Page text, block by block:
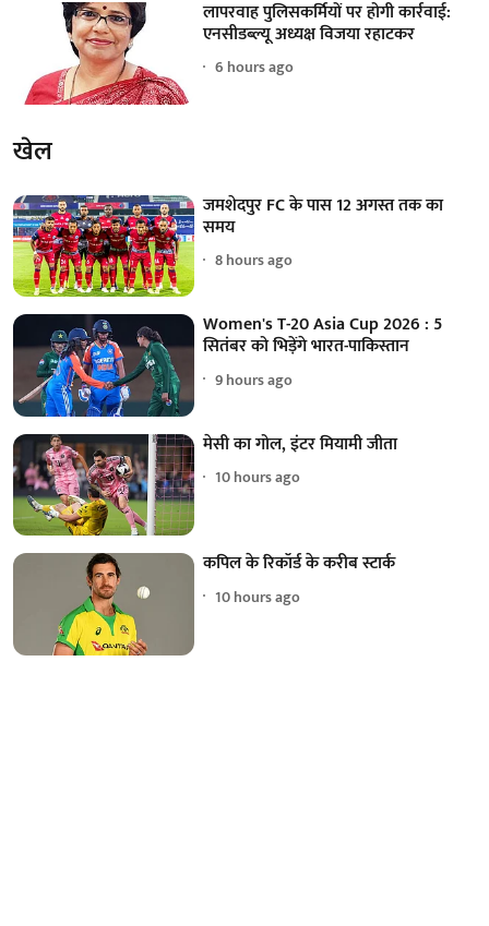
लापरवाह पुलिसकर्मियों पर होगी कार्रवाई:
एनसीडब्ल्यू अध्यक्ष विजया रहाटकर
6 hours ago
खेल
जमशेदपुर FC के पास 12 अगस्त तक का
समय
8 hours ago
Women's T-20 Asia Cup 2026 : 5
सितंबर को भिड़ेंगे भारत-पाकिस्तान
9 hours ago
मेसी का गोल, इंटर मियामी जीता
10 hours ago
कपिल के रिकॉर्ड के करीब स्टार्क
10 hours ago